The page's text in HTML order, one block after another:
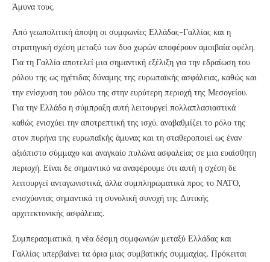
Άμυνα τους.
Από γεωπολιτική άποψη οι συμφωνίες Ελλάδας-Γαλλίας και η
στρατηγική σχέση μεταξύ των δυο χωρών αποφέρουν αμοιβαία οφέλη.
Για τη Γαλλία αποτελεί μια σημαντική εξέλιξη για την εδραίωση του
ρόλου της ως ηγέτιδας δύναμης της ευρωπαϊκής ασφάλειας, καθώς και
την ενίσχυση του ρόλου της στην ευρύτερη περιοχή της Μεσογείου.
Για την Ελλάδα η σύμπραξη αυτή λειτουργεί πολλαπλασιαστικά
καθώς ενισχύει την αποτρεπτική της ισχύ, αναβαθμίζει το ρόλο της
στον πυρήνα της ευρωπαϊκής άμυνας και τη σταθεροποιεί ως έναν
αξιόπιστο σύμμαχο και αναγκαίο πυλώνα ασφαλείας σε μια ευαίσθητη
περιοχή. Είναι δε σημαντικό να αναφέρουμε ότι αυτή η σχέση δε
λειτουργεί ανταγωνιστικά, άλλα συμπληρωματικά προς το ΝΑΤΟ,
ενισχύοντας σημαντικά τη συνολική συνοχή της Δυτικής
αρχιτεκτονικής ασφάλειας.
Συμπερασματικά, η νέα δέσμη συμφωνιών μεταξύ Ελλάδας και
Γαλλίας υπερβαίνει τα όρια μιας συμβατικής συμμαχίας. Πρόκειται